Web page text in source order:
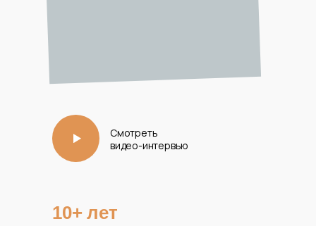
10+ лет
Смотреть
видео-интервью